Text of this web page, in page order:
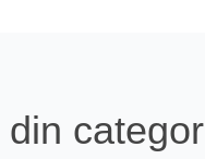
din